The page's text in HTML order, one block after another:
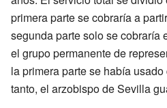
primera parte se cobraría a
segunda parte solo se cobraría
el grupo permanente de
la primera parte se había
tanto, el arzobispo de Sevilla